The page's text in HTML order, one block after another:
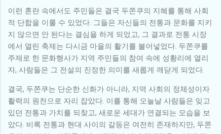
이런 혼란 속에서도 주민들은 결국 두쫀쿠의 지혜를 통해 사회
적 단합을 이룰 수 있었다. 그들은 자신들의 전통과 문화를 지키
지 않으면 안 된다는 결심을 하게 되었고, 그 결과로 전통 시장
에서 열린 축제는 다시금 마을의 활기를 불어넣었다. 두쫀쿠를
주제로 한 문화행사가 지역 주민들의 참여 속에 성황리에 열리
자, 사람들은 그 전설의 진정한 의미를 새롭게 깨닫게 되었다.
결국, 두쫀쿠는 단순한 신화가 아니라, 지역 사회의 정체성이자
활력의 원천으로 자리 잡았다. 이를 통해 오늘날 사람들은 잊고
있던 전통과 가치를 되찾고, 새로운 세대가 연결되는 모습을 보
았다. 비록 전통과 현대 사이의 갈등은 여전히 존재하지만, 두쫀